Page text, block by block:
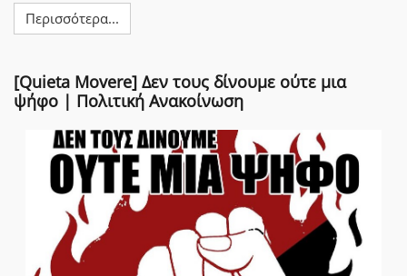
Περισσότερα...
[Quieta Movere] Δεν τους δίνουμε ούτε μια
ψήφο | Πολιτική Ανακοίνωση